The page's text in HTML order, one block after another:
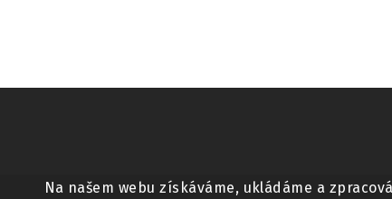
Na našem webu získáváme, ukládáme a